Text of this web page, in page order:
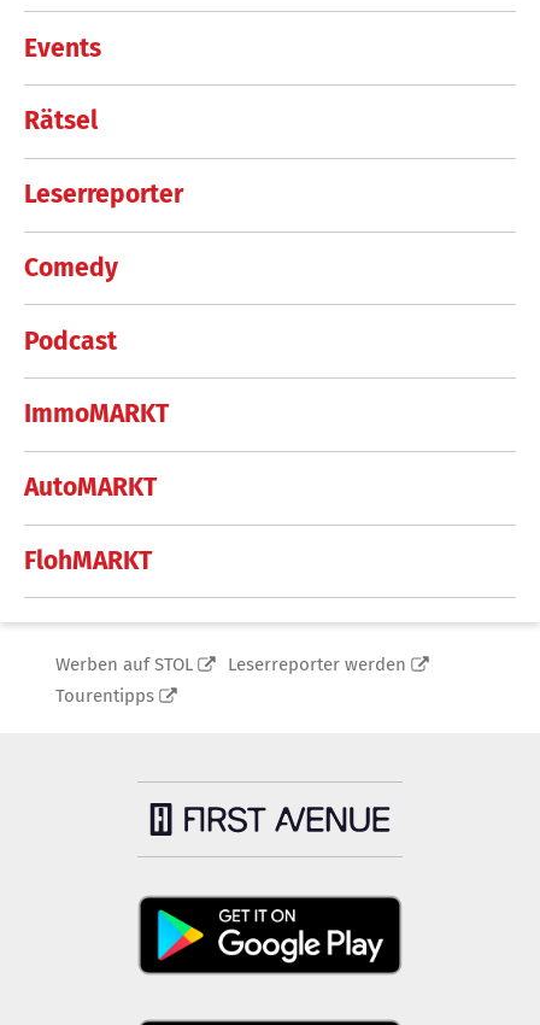
Events
Rätsel
Leserreporter
Comedy
Podcast
ImmoMARKT
AutoMARKT
FlohMARKT
Werben auf STOL
Leserreporter werden
Tourentipps